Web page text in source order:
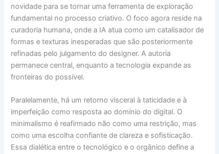
novidade para se tornar uma ferramenta de exploração
fundamental no processo criativo. O foco agora reside na
curadoria humana, onde a IA atua como um catalisador de
formas e texturas inesperadas que são posteriormente
refinadas pelo julgamento do designer. A autoria
permanece central, enquanto a tecnologia expande as
fronteiras do possível.
Paralelamente, há um retorno visceral à taticidade e à
imperfeição como resposta ao domínio do digital. O
minimalismo é reafirmado não como uma restrição, mas
como uma escolha confiante de clareza e sofisticação.
Essa dialética entre o tecnológico e o orgânico define a